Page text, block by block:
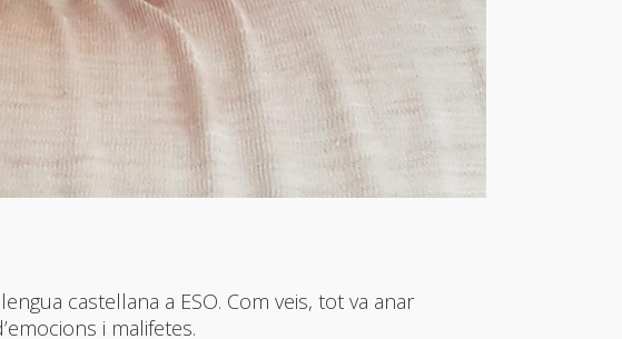
castellana a ESO. Com veis, tot va anar
i malifetes.